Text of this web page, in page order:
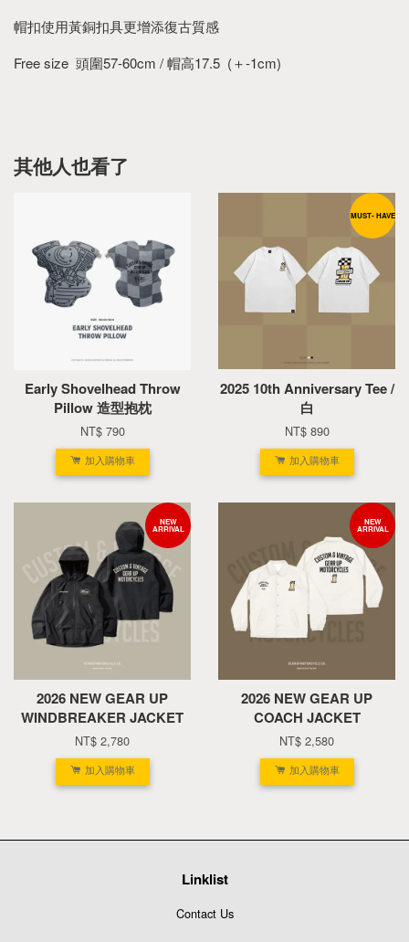
帽扣使用黃銅扣具更增添復古質感
Free size 頭圍57-60cm / 帽高17.5 (＋-1cm)
其他人也看了
Early Shovelhead Throw
Pillow 造型抱枕
NT$ 790
加入購物車
MUST- HAVE
2025 10th Anniversary Tee /
白
NT$ 890
加入購物車
NEW
ARRIVAL
2026 NEW GEAR UP
WINDBREAKER JACKET
NT$ 2,780
加入購物車
NEW
ARRIVAL
2026 NEW GEAR UP
COACH JACKET
NT$ 2,580
加入購物車
Linklist
Contact Us